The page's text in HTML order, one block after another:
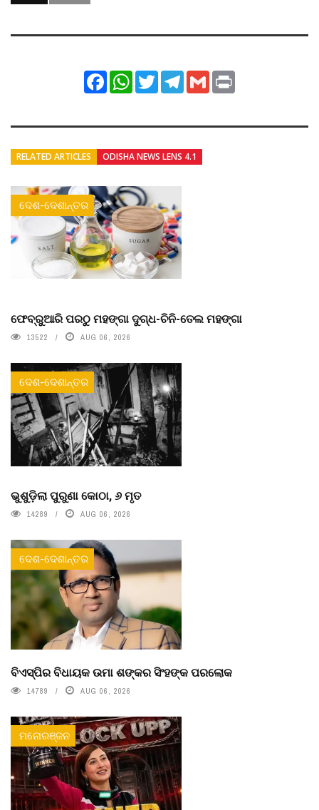
FacebookWhatsApp
TwitterTelegram
Gmail
RELATED ARTICLES ODISHA NEWS LENS 4.1
ଦେଶ-ଦେଶାନ୍ତର
ଫେବ୍ରୁଆରି ପରଠୁ ମହଙ୍ଗା ଦୁଗ୍ଧ-ଚିନି-ତେଲ ମହଙ୍ଗା
13522 AUG 06, 2026
ଦେଶ-ଦେଶାନ୍ତର
ଭୁଶୁଡ଼ିଲା ପୁରୁଣା କୋଠା, ୬ ମୃତ
14289 AUG 06, 2026
ଦେଶ-ଦେଶାନ୍ତର
ବିଏସ୍‌ପିର ବିଧାୟକ ଉମା ଶଙ୍କର ସିଂହଙ୍କ ପରଲୋକ
14789 AUG 06, 2026
ମନୋରଞ୍ଜନ